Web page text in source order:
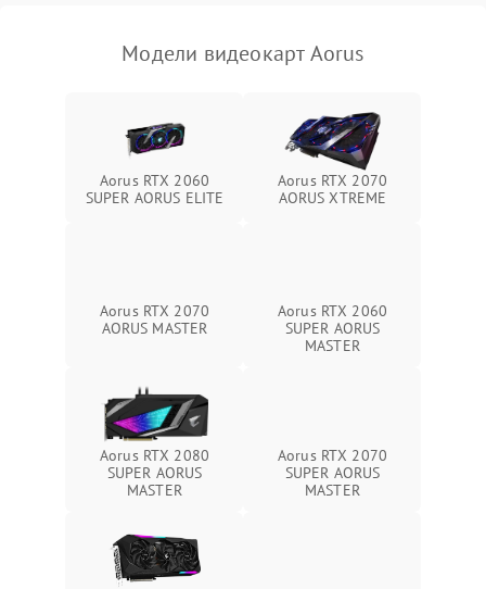
Модели видеокарт Aorus
Aorus RTX 2060
SUPER AORUS ELITE
Aorus RTX 2070
AORUS XTREME
Aorus RTX 2070
AORUS MASTER
Aorus RTX 2060
SUPER AORUS
MASTER
Aorus RTX 2080
SUPER AORUS
MASTER
Aorus RTX 2070
SUPER AORUS
MASTER